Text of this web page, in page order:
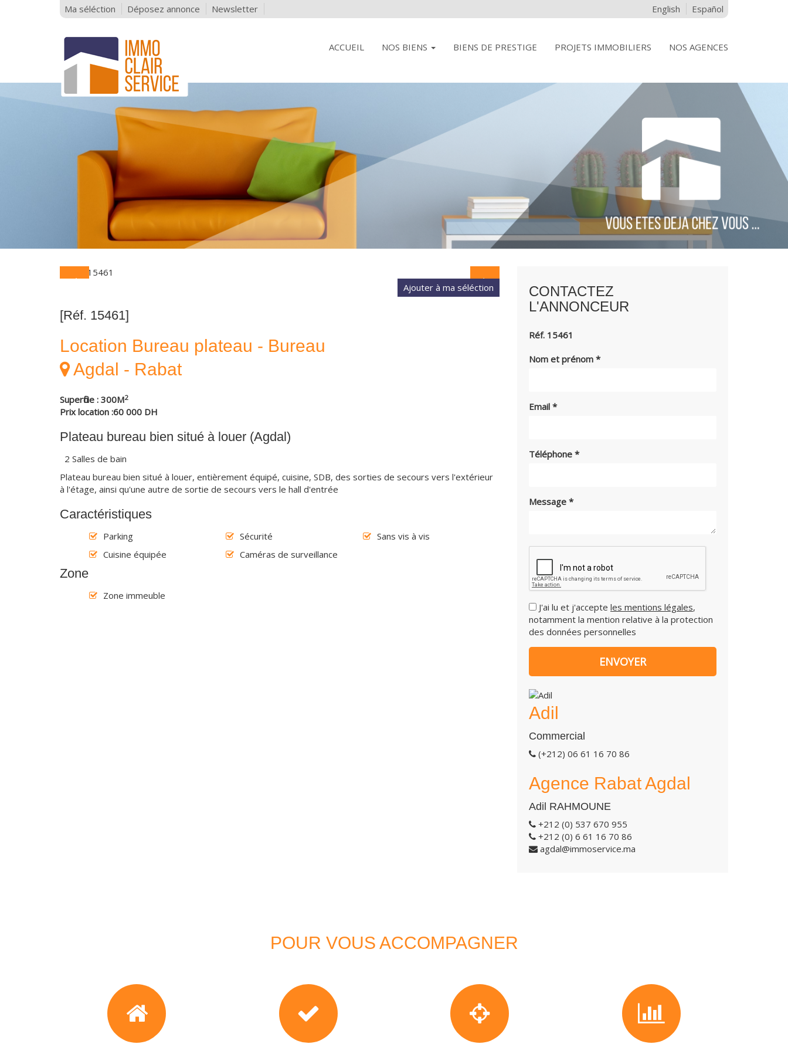
Ma séléction Déposez annonce Newsletter English Español
ACCUEIL NOS BIENS BIENS DE PRESTIGE PROJETS IMMOBILIERS NOS AGENCES
[Réf. 15461]
Location Bureau plateau - Bureau
Agdal - Rabat
Superficie : 300M2
Prix location :60 000 DH
Plateau bureau bien situé à louer (Agdal)
2 Salles de bain
Plateau bureau bien situé à louer, entièrement équipé, cuisine, SDB, des sorties de secours vers l'extérieur
à l'étage, ainsi qu'une autre de sortie de secours vers le hall d'entrée
Caractéristiques
Parking Sécurité
Sans vis à vis
Cuisine équipée
Caméras de surveillance
Zone
Zone immeuble
CONTACTEZ
L'ANNONCEUR
Réf. 15461
Nom et prénom *
Email *
Téléphone *
Message *
J'ai lu et j'accepte les mentions légales,
notamment la mention relative à la protection
des données personnelles
Adil
Commercial
(+212) 06 61 16 70 86
Agence Rabat Agdal
Adil RAHMOUNE
+212 (0) 537 670 955
+212 (0) 6 61 16 70 86
agdal@immoservice.ma
POUR VOUS ACCOMPAGNER